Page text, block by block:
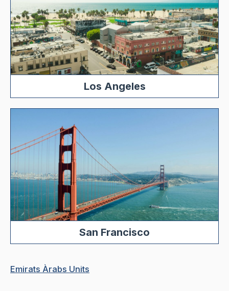
Los Angeles
San Francisco
Emirats Àrabs Units